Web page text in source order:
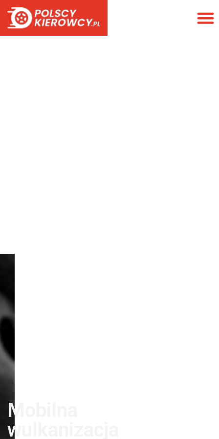
Mobilna
wulkanizacja